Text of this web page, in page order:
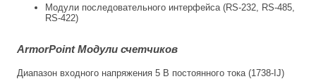
Модули последовательного интерфейса (RS-232, RS-485,
RS-422)
ArmorPoint Модули счетчиков
Диапазон входного напряжения 5 В постоянного тока (1738-IJ)